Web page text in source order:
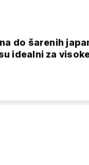
do šarenih
idealni za